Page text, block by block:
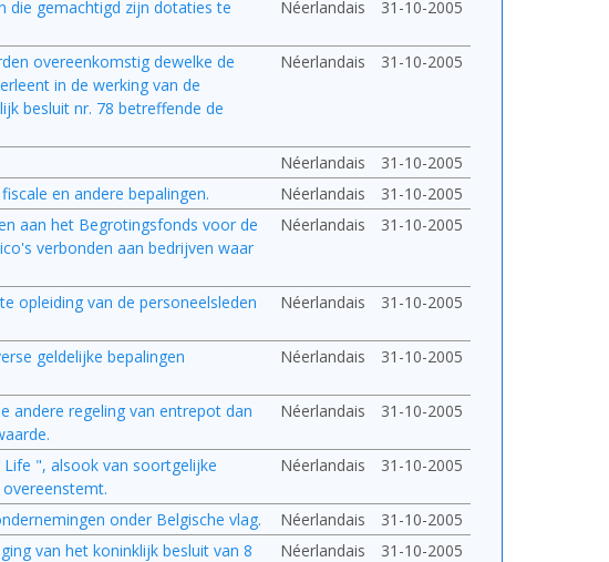
die gemachtigd zijn dotaties te
Néerlandais 31-10-2005
overeenkomstig dewelke de
in de werking van de
besluit nr. 78 betreffende de
Néerlandais 31-10-2005
Néerlandais
31-10-2005
en andere bepalingen.
Néerlandais
31-10-2005
aan het Begrotingsfonds voor de
verbonden aan bedrijven waar
Néerlandais 31-10-2005
opleiding van de personeelsleden
Néerlandais 31-10-2005
geldelijke bepalingen
Néerlandais 31-10-2005
andere regeling van entrepot dan
Néerlandais 31-10-2005
", alsook van soortgelijke
Néerlandais 31-10-2005
onder Belgische vlag. Néerlandais
31-10-2005
van het koninklijk besluit van 8
Néerlandais 31-10-2005